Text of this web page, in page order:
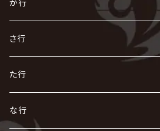
あ
R指定
AIOLIN
い
IKUO
exist†trace
う
VIRGE / ヴァージュ
え
か行
か
怪人二十面奏
Kαin
き
KISAKI
く
さ行
さ
ザアザア
し
た行
た
な行